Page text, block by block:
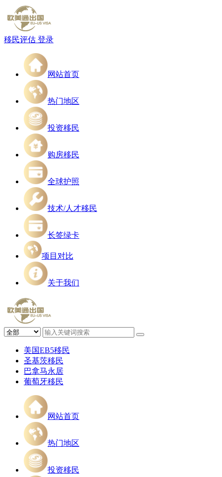
移民评估 登录
网站首页
热门地区
投资移民
购房移民
全球护照
技术/人才移民
长签绿卡
项目对比
关于我们
美国EB5移民
圣基茨移民
巴拿马永居
葡萄牙移民
网站首页
热门地区
投资移民